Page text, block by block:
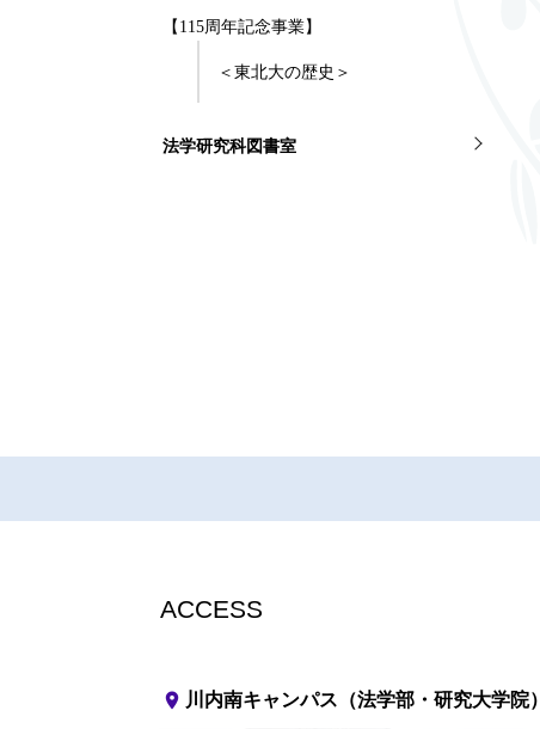
【115周年記念事業】
＜東北大の歴史＞
法学研究科図書室
ACCESS
place 川内南キャンパス（法学部・研究大学院）